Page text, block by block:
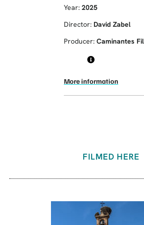
Year: 2025
Director: David Zabel
Producer: Caminantes
More information
FILMED HERE